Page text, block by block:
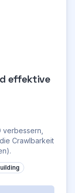
effektive
verbessern,
Crawlbarkeit